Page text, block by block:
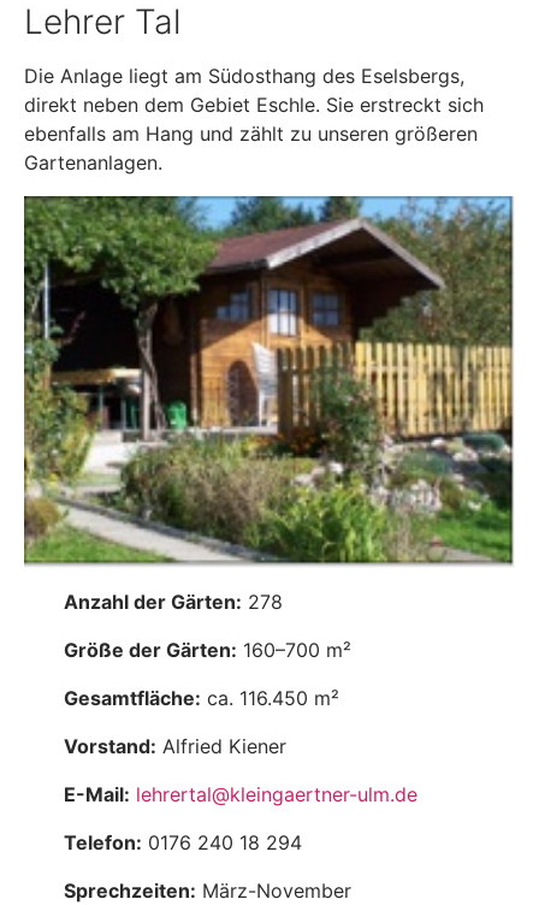
Lehrer Tal
Die Anlage liegt am Südosthang des Eselsbergs,
direkt neben dem Gebiet Eschle. Sie erstreckt sich
ebenfalls am Hang und zählt zu unseren größeren
Gartenanlagen.
Anzahl der Gärten: 278
Größe der Gärten: 160–700 m²
Gesamtfläche: ca. 116.450 m²
Vorstand: Alfried Kiener
E-Mail: lehrertal@kleingaertner-ulm.de
Telefon: 0176 240 18 294
Sprechzeiten: März-November